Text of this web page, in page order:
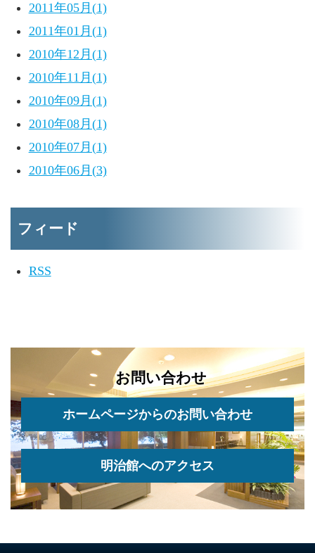
2011年05月(1)
2011年01月(1)
2010年12月(1)
2010年11月(1)
2010年09月(1)
2010年08月(1)
2010年07月(1)
2010年06月(3)
フィード
RSS
お問い合わせ
ホームページからのお問い合わせ
明治館へのアクセス